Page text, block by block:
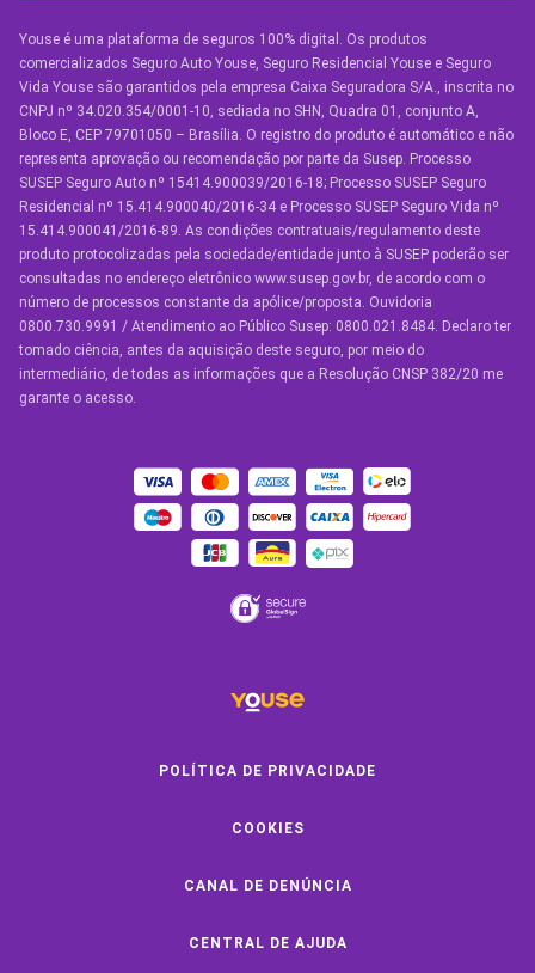
SEGUROS
Seguro Auto
Seguro Auto para Terceiros
Seguro por Marcas de Carro
Seguro Residencial
Seguro de Vida
Manual de Assistências
Condições Gerais
OUTROS SERVIÇOS
Youse é uma plataforma de seguros 100% digital. Os produtos
comercializados Seguro Auto Youse, Seguro Residencial Youse e Seguro
Vida Youse são garantidos pela empresa Caixa Seguradora S/A., inscrita no
CNPJ nº 34.020.354/0001-10, sediada no SHN, Quadra 01, conjunto A,
Bloco E, CEP 79701050 – Brasília. O registro do produto é automático e não
representa aprovação ou recomendação por parte da Susep. Processo
SUSEP Seguro Auto nº 15414.900039/2016-18; Processo SUSEP Seguro
Residencial nº 15.414.900040/2016-34 e Processo SUSEP Seguro Vida nº
15.414.900041/2016-89. As condições contratuais/regulamento deste
produto protocolizadas pela sociedade/entidade junto à SUSEP poderão ser
consultadas no endereço eletrônico www.susep.gov.br, de acordo com o
número de processos constante da apólice/proposta. Ouvidoria
0800.730.9991 / Atendimento ao Público Susep: 0800.021.8484. Declaro ter
tomado ciência, antes da aquisição deste seguro, por meio do
intermediário, de todas as informações que a Resolução CNSP 382/20 me
garante o acesso.
POLÍTICA DE PRIVACIDADE
COOKIES
CANAL DE DENÚNCIA
CENTRAL DE AJUDA